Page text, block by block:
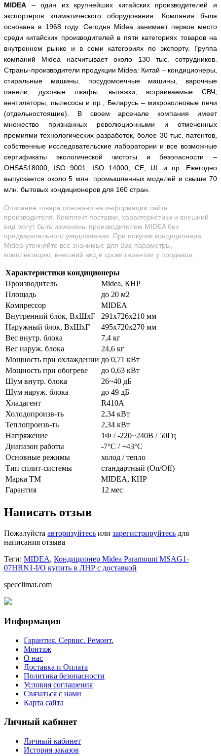
MIDEA
– один из крупнейших китайских производителей и
экспортеров климатического оборудования. Компания была
основана в 1968 году. Сегодня Midea занимает первое место
среди китайских производителей в пяти категориях товаров на
внутреннем рынке и в семи категориях по экспорту. Группа
компаний Midea
насчитывает около 130 тыс. сотрудников.
Страны-производители продукции Midea: Китай – кондиционеры,
стиральные машины, посудомоечные машины, варочные
панели, духовые шкафы, вытяжки, встраиваемые СВЧ,
вентиляторы, пылесосы и пр.; Беларусь – микроволновые печи
(отдельностоящие). В своем арсенале компания имеет
множество признанных революционными и отмеченных
премиями технологических разработок, более 30 тыс. патентов,
собственные исследовательские лаборатории и все возможные
сертификаты экологической чистоты и безопасности –
OHSAS18000, ISO 9001, ISO 14000, CE, UL и пр. Ежегодно
выпускается около 5 млн. промышленных моделей и свыше 70
млн. бытовых кондиционеров для 160 стран.
Описание товара основано на информации сайта
производителя. Комплект поставки, характеристики и внешний
вид могут быть изменены производителем MIDEA без
предварительного уведомления. При покупке кондиционера
Midea уточняйте все значимые для Вас параметры,
комплектацию, внешний вид и сроки гарантии у продавца.
Характеристики кондиционеры
Производитель
Midea, КНР
Площадь
до 20 м2
Компрессор
MIDEA
Внутренний блок, ВхШхГ
291х726х210 мм
Наружный блок, ВхШхГ
495х720х270 мм
Вес внутр. блока
7,4 кг
Вес наруж. блока
24,6 кг
Мощность при охлаждении до 0,71 кВт
Мощность при обогреве
до 0,63 кВт
Шум внутр. блока
26~40 дБ
Шум наруж. блока
до 49 дБ
Хладагент
R410А
Холодопроизв-ть
2,34 кВт
Теплопроизв-ть
2,34 кВт
Напряжение
1Ф / -220~240В / 50Гц
Диапазон работы
-7°С / +43°С
Основные режимы
холод / тепло
Тип сплит-системы
стандартный (On/Off)
Марка ТМ
MIDEA, КНР
Гарантия
12 мес
Написать отзыв
Пожалуйста авторизуйтесь или зарегистрируйтесь для
написания отзыва
Теги: MIDEA, Кондиционер Midea Paramount MSAG1-
07HRN1-I/O купить в ЛНР с доставкой
specclimat.com
Информация
Гарантия. Сервис. Ремонт.
Монтаж
О нас
Доставка и Оплата
Политика безопасности
Условия соглашения
Связаться с нами
Карта сайта
Личный кабинет
Личный кабинет
История заказов